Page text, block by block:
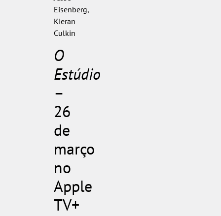
Eisenberg,
Kieran
Culkin
O
Estúdio
–
26
de
março
no
Apple
TV+